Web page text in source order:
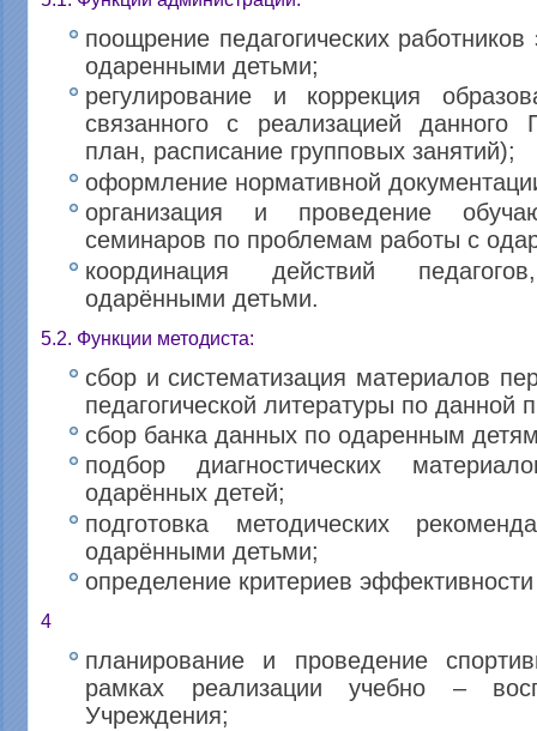
поощрение педагогических
одаренными детьми;
регулирование и коррекция
связанного с реализацией данного
план, расписание групповых занятий);
оформление нормативной
организация и проведение
семинаров по проблемам работы с
координация действий
одарёнными детьми.
5.2. Функции методиста:
сбор и систематизация материалов
педагогической литературы по данной
сбор банка данных по одаренным
подбор диагностических
одарённых детей;
подготовка методических
одарёнными детьми;
определение критериев
4
планирование и проведение
рамках реализации учебно –
Учреждения;